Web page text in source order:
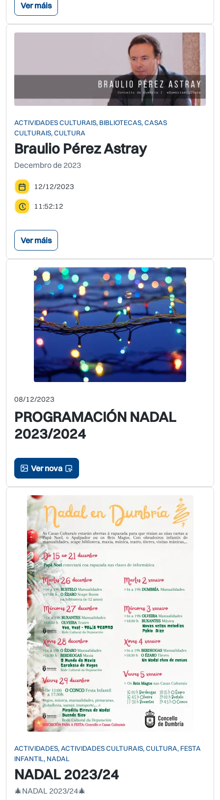
Ver máis
ACTIVIDADES CULTURAIS, BIBLIOTECAS, CASAS
CULTURAIS, CULTURA
Braulio Pérez Astray
Decembro de 2023
12/12/2023
11:52:12
Ver máis
08/12/2023
PROGRAMACIÓN NADAL
2023/2024
Ver nova
ACTIVIDADES, ACTIVIDADES CULTURAIS, CULTURA, FESTA
INFANTIL, NADAL
NADAL 2023/24
🎄NADAL 2023/24🎄